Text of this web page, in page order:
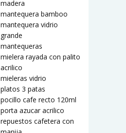
madera
mantequera bamboo
mantequera vidrio
grande
mantequeras
mielera rayada con palito
acrilico
mieleras vidrio
platos 3 patas
pocillo cafe recto 120ml
porta azucar acrilico
repuestos cafetera con